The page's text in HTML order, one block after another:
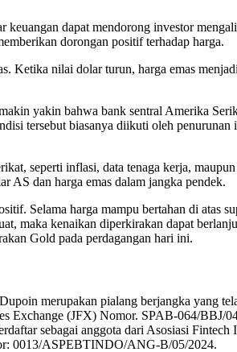
dapat mendorong investor
dorongan positif terhadap harga.
Ketika nilai dolar turun, harga emas
yakin bahwa bank sentral Amerika
tersebut biasanya diikuti oleh
seperti inflasi, data tenaga kerja,
AS dan harga emas dalam jangka pendek.
Selama harga mampu bertahan di atas
maka kenaikan diperkirakan dapat
Gold pada perdagangan hari ini.
merupakan pialang berjangka yang
(JFX) Nomor. SPAB-064/BBJ/
sebagai anggota dari Asosiasi Fintech
0013/ASPEBTINDO/ANG-B/05/2024.